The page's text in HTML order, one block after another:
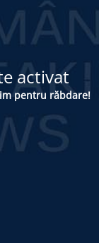
activat
pentru răbdare!